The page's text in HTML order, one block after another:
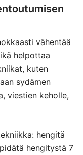
vähentää
helpottaa
kuten
sydämen
viestien keholle,
hengitä
hengitystä 7